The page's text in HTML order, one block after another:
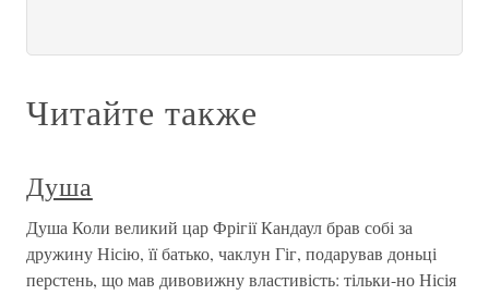
Читайте также
Душа
Душа Коли великий цар Фрігії Кандаул брав собі за
дружину Нісію, її батько, чаклун Гіг, подарував доньці
перстень, що мав дивовижну властивість: тільки-но Нісія